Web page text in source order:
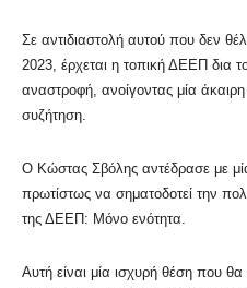
Σε αντιδιαστολή αυτού που δεν
2023, έρχεται η τοπική ΔΕΕΠ δια
αναστροφή, ανοίγοντας μία
συζήτηση.
Ο Κώστας Σβόλης αντέδρασε με
πρωτίστως να σηματοδοτεί την
της ΔΕΕΠ: Μόνο ενότητα.
Αυτή είναι μία ισχυρή θέση που